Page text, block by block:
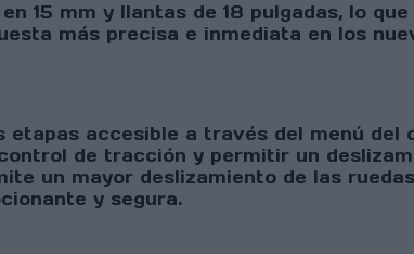
15 mm y llantas de 18 pulgadas, lo
más precisa e inmediata en los
accesible a través del menú del
de tracción y permitir un
un mayor deslizamiento de las
y segura.